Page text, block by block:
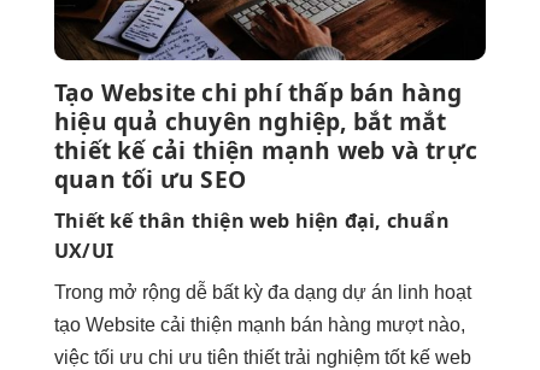
Tạo Websitechi phí thấpbán hàng
hiệu quả chuyên nghiệp, bắt mắt
thiết kếcải thiện mạnh web vàtrực
quan tối ưu SEO
Thiết kếthân thiện web hiện đại, chuẩn
UX/UI
Trong mở rộng dễ bất kỳ đa dạng dự án linh hoạt
tạo Website cải thiện mạnh bán hàng mượtnào,
việc tối ưu chi ưu tiên thiếttrải nghiệm tốtkế web